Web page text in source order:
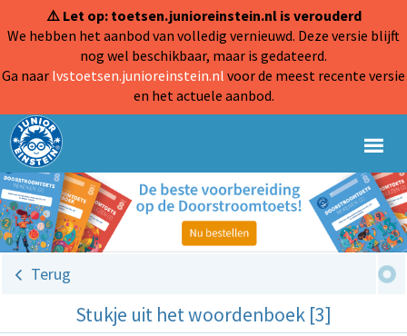
⚠️ Let op: toetsen.junioreinstein.nl is verouderd
We hebben het aanbod van volledig vernieuwd. Deze versie blijft
nog wel beschikbaar, maar is gedateerd.
Ga naar lvstoetsen.junioreinstein.nl voor de meest recente versie
en het actuele aanbod.
Terug
Stukje uit het woordenboek [3]